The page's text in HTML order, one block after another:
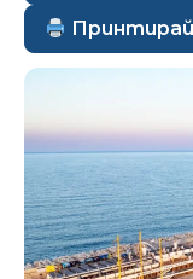
Принтирай